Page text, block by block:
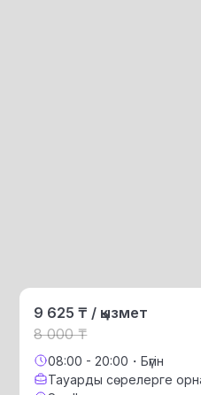
9 625 ₸ / қызмет
8 000 ₸
08:00 - 20:00・Бүгін
Тауарды сөрелерге